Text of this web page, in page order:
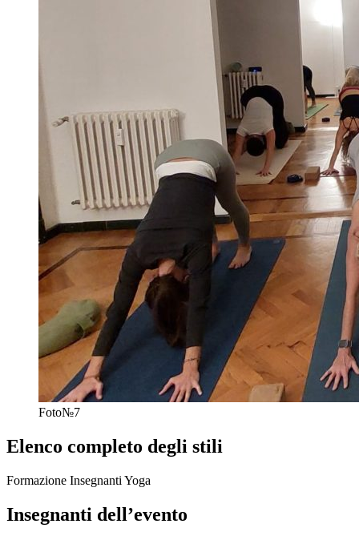
Foto№7
Elenco completo degli stili
Formazione Insegnanti Yoga
Insegnanti dell’evento